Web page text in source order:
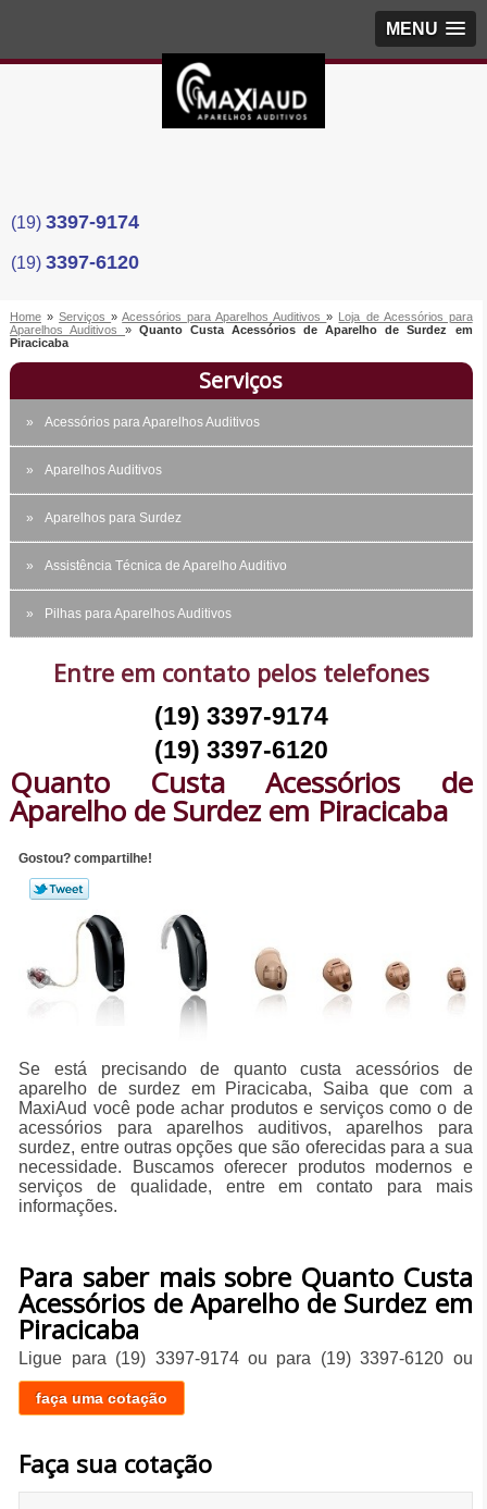
MENU
(19) 3397-9174
(19) 3397-6120
Home »Serviços»Acessórios para Aparelhos Auditivos» Loja de Acessórios para
Aparelhos Auditivos»Quanto Custa Acessórios de Aparelho de Surdez em
Piracicaba
Serviços
Acessórios para Aparelhos Auditivos
Aparelhos Auditivos
Aparelhos para Surdez
Assistência Técnica de Aparelho Auditivo
Pilhas para Aparelhos Auditivos
Entre em contato pelos telefones
(19) 3397-9174
(19) 3397-6120
Quanto Custa Acessórios de
Aparelho de Surdez em Piracicaba
Gostou? compartilhe!
Se está precisando de quanto custa acessórios de
aparelho de surdez em Piracicaba, Saiba que com a
MaxiAud você pode achar produtos e serviços como o de
acessórios para aparelhos auditivos, aparelhos para
surdez, entre outras opções que são oferecidas para a sua
necessidade. Buscamos oferecer produtos modernos e
serviços de qualidade, entre em contato para mais
informações.
Para saber mais sobre Quanto Custa
Acessórios de Aparelho de Surdez em
Piracicaba
Ligue para (19) 3397-9174ou para (19) 3397-6120 ou
faça uma cotação
Faça sua cotação